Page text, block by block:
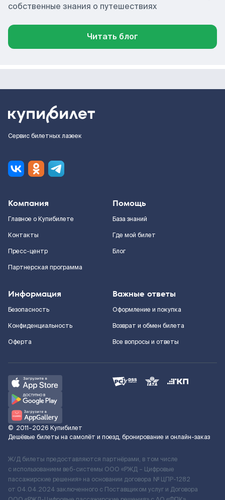
собственные знания о путешествиях
Читать блог
Сервис билетных лазеек
Компания
Главное о Купибилете
Контакты
Пресс-центр
Партнерская программа
Помощь
База знаний
Где мой билет
Блог
Информация
Безопасность
Конфиденциальность
Оферта
Важные ответы
Оформление и покупка
Возврат и обмен билета
Все вопросы и ответы
© 2011–2026 Купибилет
Дешёвые билеты на самолёт и поезд, бронирование и онлайн-заказ
Ж/Д билеты предоставляются партнёрами, в том числе
с использованием веб-системы ООО «РЖД – Цифровые
пассажирские решения» на основании договора № ЦПР-1282
от 04.04.2024 заключенного с Поставщиком услуг и Договора